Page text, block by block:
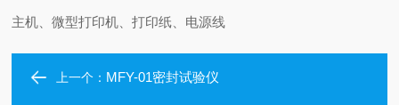
主机、微型打印机、打印纸、电源线
上一个： MFY-01密封试验仪